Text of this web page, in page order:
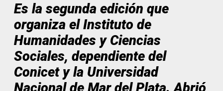
Es la segunda edición que
organiza el Instituto de
Humanidades y Ciencias
Sociales, dependiente del
Conicet y la Universidad